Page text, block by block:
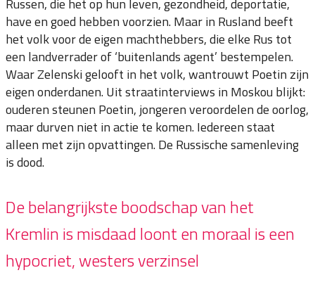
Russen, die het op hun leven, gezondheid, deportatie,
have en goed hebben voorzien. Maar in Rusland beeft
het volk voor de eigen machthebbers, die elke Rus tot
een landverrader of ‘buitenlands agent’ bestempelen.
Waar Zelenski gelooft in het volk, wantrouwt Poetin zijn
eigen onderdanen. Uit straatinterviews in Moskou blijkt:
ouderen steunen Poetin, jongeren veroordelen de oorlog,
maar durven niet in actie te komen. Iedereen staat
alleen met zijn opvattingen. De Russische samenleving
is dood.
De belangrijkste boodschap van het
Kremlin is misdaad loont en moraal is een
hypocriet, westers verzinsel